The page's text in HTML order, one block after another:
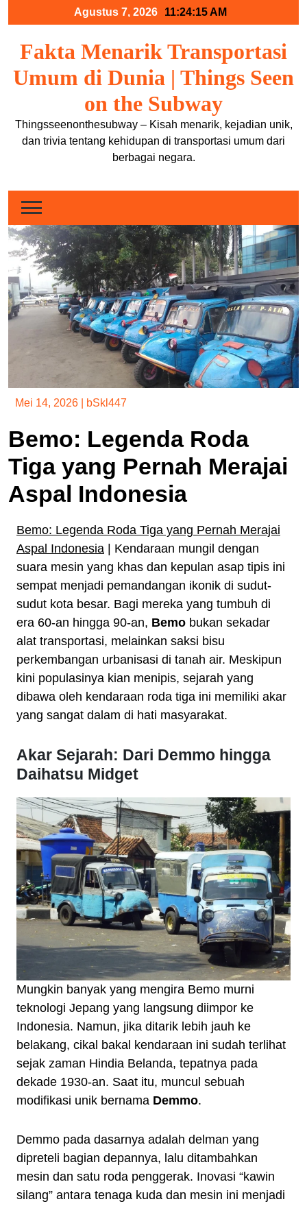
Agustus 7, 2026 11:24:15 AM
Fakta Menarik Transportasi
Umum di Dunia | Things Seen
on the Subway
Thingsseenonthesubway – Kisah menarik, kejadian unik,
dan trivia tentang kehidupan di transportasi umum dari
berbagai negara.
Mei 14, 2026 bSkl447
Bemo: Legenda Roda
Tiga yang Pernah Merajai
Aspal Indonesia
Bemo: Legenda Roda Tiga yang Pernah Merajai
Aspal Indonesia | Kendaraan mungil dengan
suara mesin yang khas dan kepulan asap tipis ini
sempat menjadi pemandangan ikonik di sudut-
sudut kota besar. Bagi mereka yang tumbuh di
era 60-an hingga 90-an, Bemo bukan sekadar
alat transportasi, melainkan saksi bisu
perkembangan urbanisasi di tanah air. Meskipun
kini populasinya kian menipis, sejarah yang
dibawa oleh kendaraan roda tiga ini memiliki akar
yang sangat dalam di hati masyarakat.
Akar Sejarah: Dari Demmo hingga
Daihatsu Midget
Mungkin banyak yang mengira Bemo murni
teknologi Jepang yang langsung diimpor ke
Indonesia. Namun, jika ditarik lebih jauh ke
belakang, cikal bakal kendaraan ini sudah terlihat
sejak zaman Hindia Belanda, tepatnya pada
dekade 1930-an. Saat itu, muncul sebuah
modifikasi unik bernama Demmo.
Demmo pada dasarnya adalah delman yang
dipreteli bagian depannya, lalu ditambahkan
mesin dan satu roda penggerak. Inovasi “kawin
silang” antara tenaga kuda dan mesin ini menjadi